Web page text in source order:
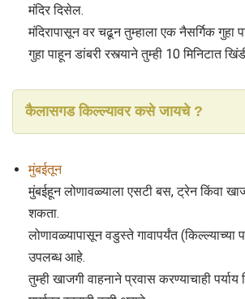
मंदिर दिसेल.
मंदिरापासून वर चढून तुम्हाला एक नैसर्गिक गुहा
गुहा पाहून डांबरी रस्त्याने तुम्ही 10 मिनिटात
कैलासगड किल्ल्यावर कसे जायचे ?
मुंबईतून
मुंबईहून लोणावळ्याला एसटी बस, ट्रेन किंवा
शकता.
लोणावळ्यापासून वडुस्ते गावापर्यंत (किल्ल्याच्या
उपलब्ध आहे.
तुम्ही खाजगी वाहनाने प्रवास करण्याचाही